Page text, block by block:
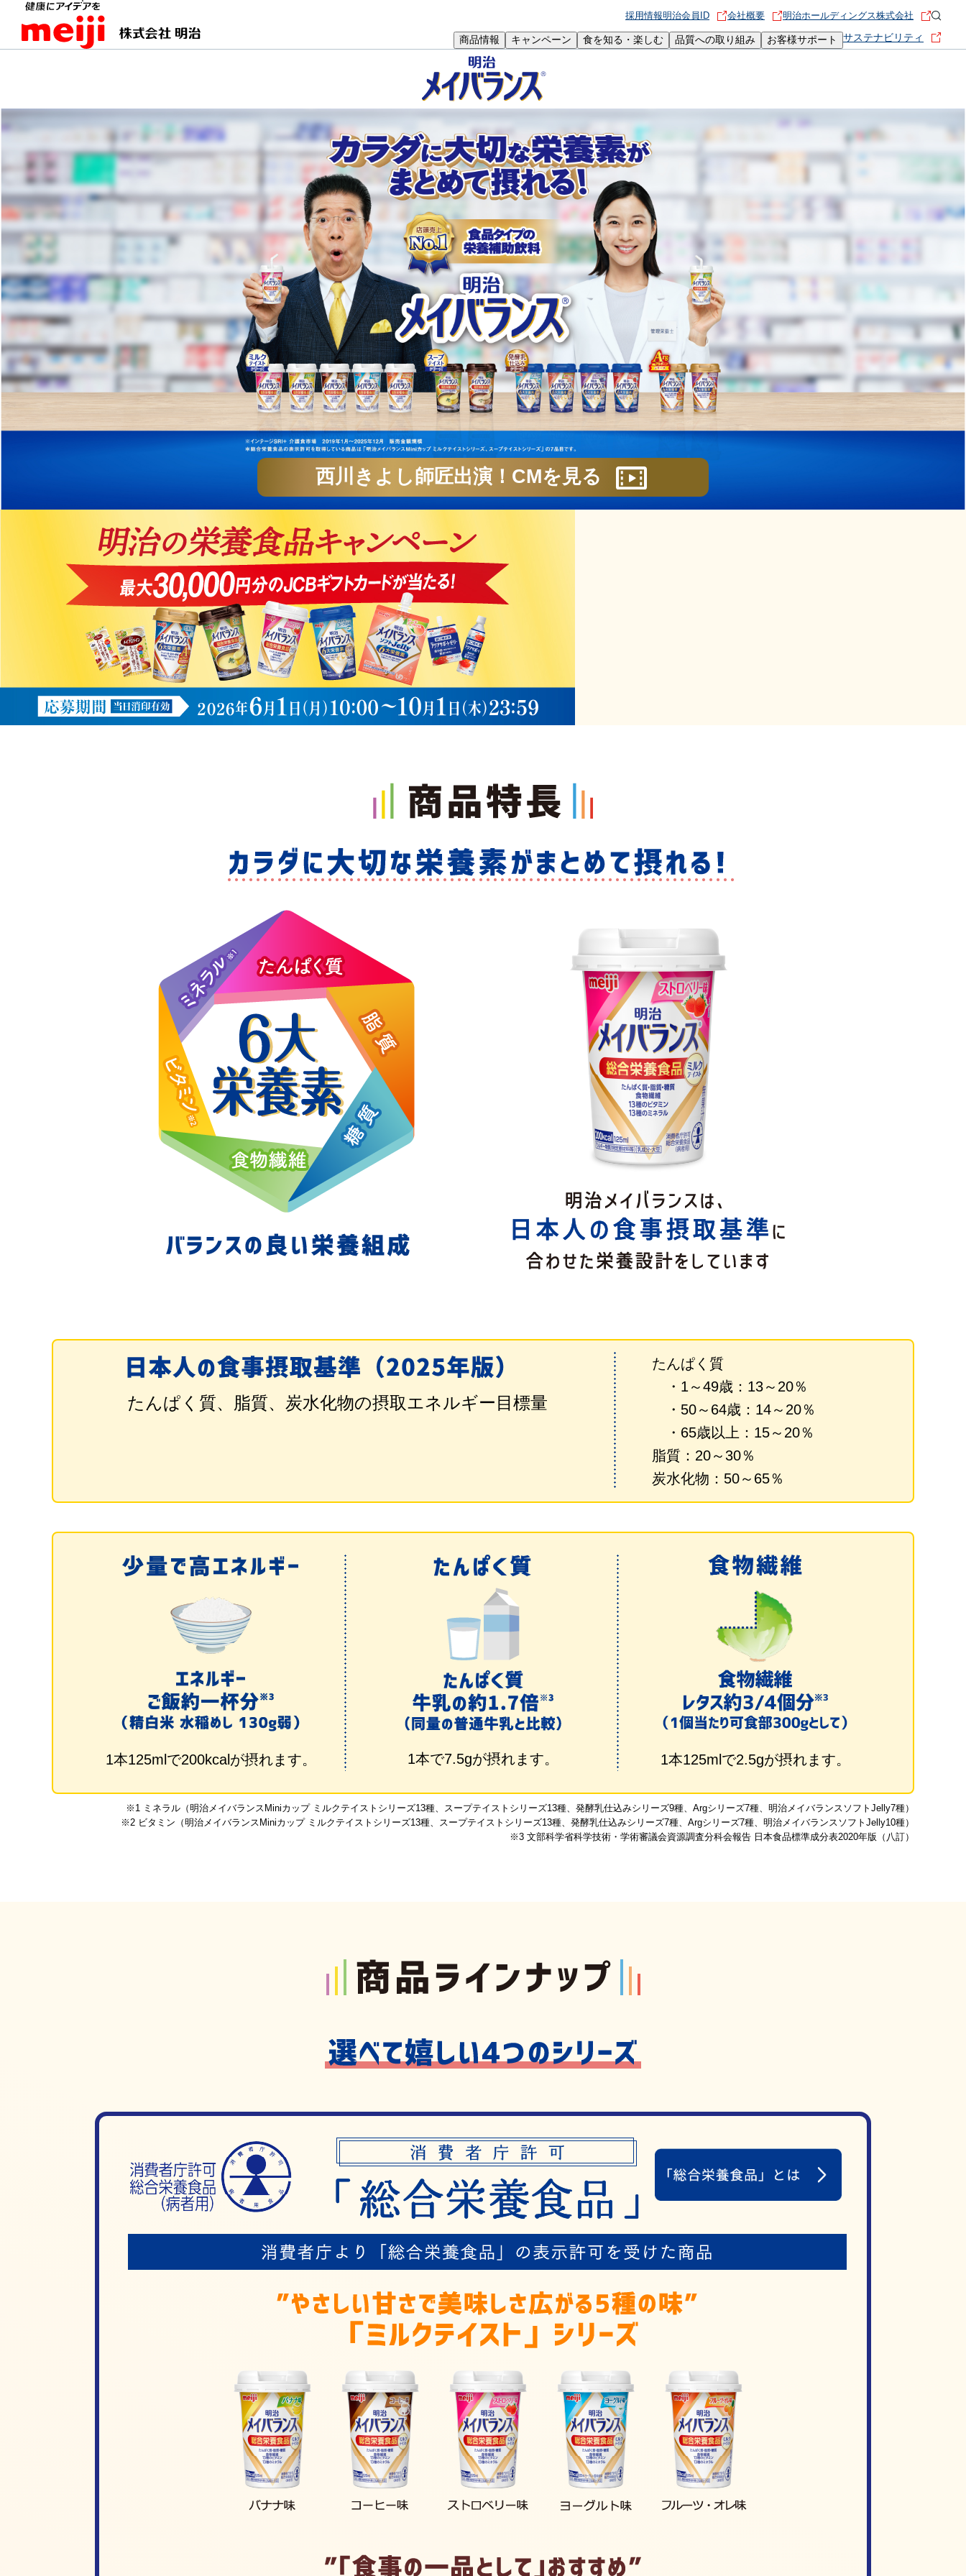
商品情報 キャンペーン 食を知る・楽しむ 品質への取り組み お客様サポート サステナビリティ
採用情報明治会員ID 会社概要 明治ホールディングス株式会社
西川きよし師匠出演！CMを見る
たんぱく質、脂質、炭水化物の摂取エネルギー目標量
たんぱく質
・1～49歳：13～20％
・50～64歳：14～20％
・65歳以上：15～20％
脂質：20～30％
炭水化物：50～65％
1本125mlで200kcalが摂れます。 1本で7.5gが摂れます。 1本125mlで2.5gが摂れます。
※1 ミネラル（明治メイバランスMiniカップ ミルクテイストシリーズ13種、スープテイストシリーズ13種、発酵乳仕込みシリーズ9種、Argシリーズ7種、明治メイバランスソフトJelly7種）
※2 ビタミン（明治メイバランスMiniカップ ミルクテイストシリーズ13種、スープテイストシリーズ13種、発酵乳仕込みシリーズ7種、Argシリーズ7種、明治メイバランスソフトJelly10種）
※3 文部科学省科学技術・学術審議会資源調査分科会報告 日本食品標準成分表2020年版（八訂）